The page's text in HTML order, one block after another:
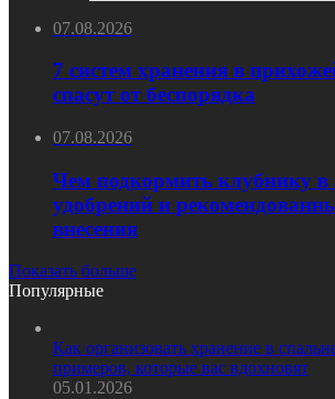
07.08.2026
7 систем хранения в
спасут от беспорядка
07.08.2026
Чем подкормить клубнику в
удобрений и
внесения
Показать больше
Популярные
Как организовать хранение в
примеров, которые вас вдохновят
05.01.2026